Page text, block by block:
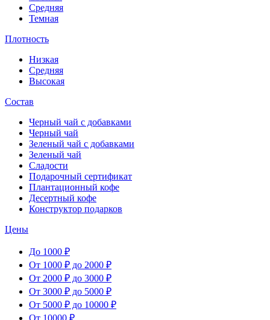
Средняя
Темная
Плотность
Низкая
Средняя
Высокая
Состав
Черный чай с добавками
Черный чай
Зеленый чай с добавками
Зеленый чай
Сладости
Подарочный сертификат
Плантационный кофе
Десертный кофе
Конструктор подарков
Цены
До 1000 ₽
От 1000 ₽ до 2000 ₽
От 2000 ₽ до 3000 ₽
От 3000 ₽ до 5000 ₽
От 5000 ₽ до 10000 ₽
От 10000 ₽